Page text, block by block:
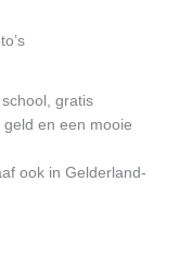
gratis
en een mooie
ook in Gelderland-